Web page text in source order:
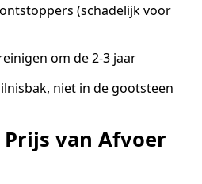
(schadelijk voor
om de 2-3 jaar
niet in de gootsteen
van Afvoer